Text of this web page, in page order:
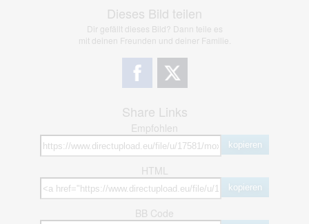
Dieses Bild teilen
Dir gefällt dieses Bild? Dann teile es
mit deinen Freunden und deiner Familie.
Share Links
Empfohlen
kopieren
HTML
kopieren
BB Code